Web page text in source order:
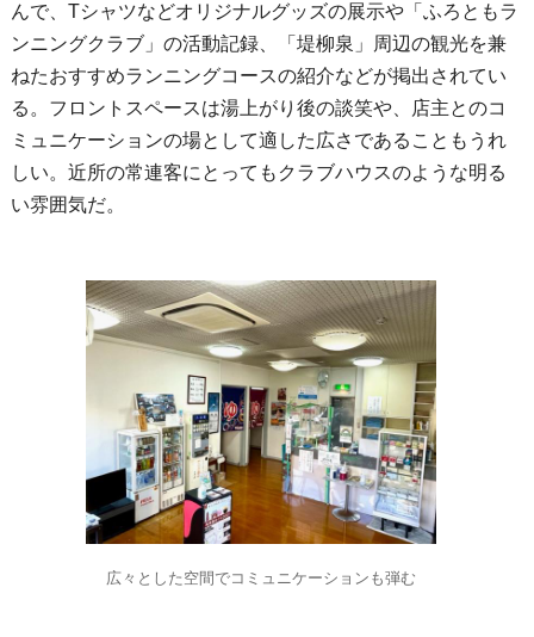
んで、Tシャツなどオリジナルグッズの展示や「ふろともラ
ンニングクラブ」の活動記録、「堤柳泉」周辺の観光を兼
ねたおすすめランニングコースの紹介などが掲出されてい
る。フロントスペースは湯上がり後の談笑や、店主とのコ
ミュニケーションの場として適した広さであることもうれ
しい。近所の常連客にとってもクラブハウスのような明る
い雰囲気だ。
広々とした空間でコミュニケーションも弾む